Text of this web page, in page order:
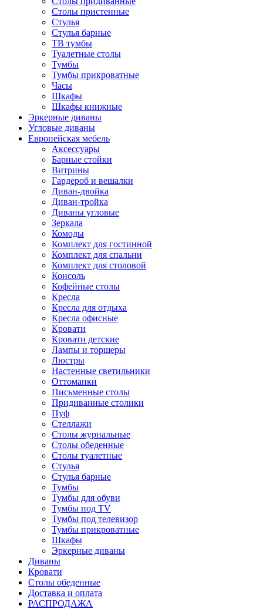
Столы пристенные
Стулья
Стулья барные
ТВ тумбы
Туалетные столы
Тумбы
Тумбы прикроватные
Часы
Шкафы
Шкафы книжные
Эркерные диваны
Угловые диваны
Европейская мебель
Аксессуары
Барные стойки
Витрины
Гардероб и вешалки
Диван-двойка
Диван-тройка
Диваны угловые
Зеркала
Комоды
Комплект для гостинной
Комплект для спальни
Комплект для столовой
Консоль
Кофейные столы
Кресла
Кресла для отдыха
Кресла офисные
Кровати
Кровати детские
Лампы и торшеры
Люстры
Настенные светильники
Оттоманки
Письменные столы
Придиванные столики
Пуф
Стеллажи
Столы журнальные
Столы обеденные
Столы туалетные
Стулья
Стулья барные
Тумбы
Тумбы для обуви
Тумбы под TV
Тумбы под телевизор
Тумбы прикроватные
Шкафы
Эркерные диваны
Диваны
Кровати
Столы обеденные
Доставка и оплата
РАСПРОДАЖА